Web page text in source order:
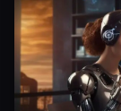
Esc